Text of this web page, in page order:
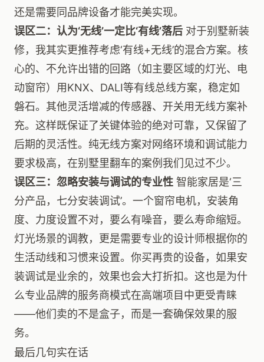
还是需要同品牌设备才能完美实现。
误区二：认为‘无线’一定比‘有线’落后 对于别墅新装
修，我其实更推荐考虑‘有线+无线’的混合方案。核
心的、不允许出错的回路（如主要区域的灯光、电
动窗帘）用KNX、DALI等有线总线方案，稳定如
磐石。其他灵活增减的传感器、开关用无线方案补
充。这样既保证了关键体验的绝对可靠，又保留了
后期的灵活性。纯无线方案对网络环境和调试能力
要求极高，在别墅里翻车的案例我们见过不少。
误区三：忽略安装与调试的专业性 智能家居是‘三
分产品，七分安装调试’。一个窗帘电机，安装角
度、力度设置不对，要么有噪音，要么寿命缩短。
灯光场景的调教，更是需要专业的设计师根据你的
生活动线和习惯来设置。你买再贵的设备，如果安
装调试是业余的，效果也会大打折扣。这也是为什
么专业品牌的服务商模式在高端项目中更受青睐
——他们卖的不是盒子，而是一套确保效果的服
务。
最后几句实在话